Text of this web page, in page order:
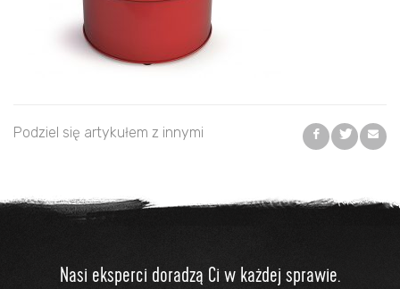
Podziel się artykułem z innymi
Nasi eksperci doradzą Ci w każdej sprawie.